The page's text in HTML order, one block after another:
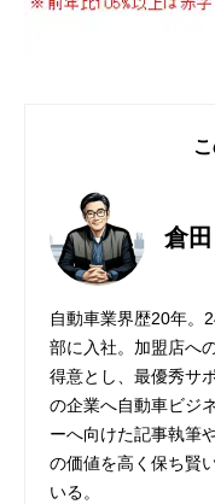
倉
自動車業界歴20年。
部に入社。加盟店へ
得意とし、最優秀サ
の企業へ自動車ビジ
ーへ向けた記事執筆
の価値を高く保ち賢
いる。